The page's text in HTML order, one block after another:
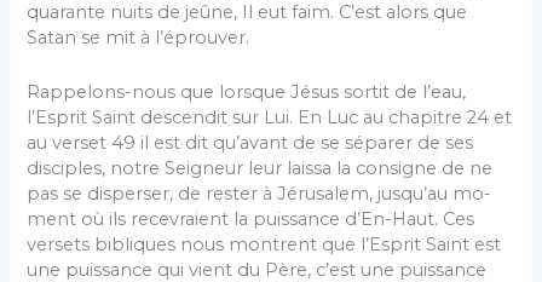
quarante nuits de jeûne, Il eut faim. C’est alors que
Satan se mit à l’éprouver.
Rappelons-nous que lorsque Jésus sortit de l’eau,
l’Esprit Saint descendit sur Lui. En Luc au chapitre 24 et
au verset 49 il est dit qu’avant de se séparer de ses
disciples, notre Seigneur leur laissa la consigne de ne
pas se disperser, de rester à Jérusalem, jusqu’au mo­
ment où ils recevraient la puissance d’En-Haut. Ces
versets bibliques nous montrent que l’Esprit Saint est
une puissance qui vient du Père, c’est une puissance